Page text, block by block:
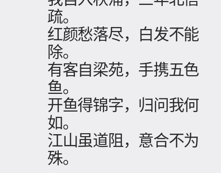
疏。
红颜愁落尽，白发不能
除。
有客自梁苑，手携五色
鱼。
开鱼得锦字，归问我何
如。
江山虽道阻，意合不为
殊。